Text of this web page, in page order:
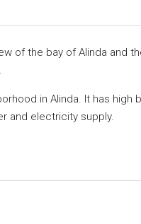
of the bay of Alinda and
in Alinda. It has high
and electricity supply.